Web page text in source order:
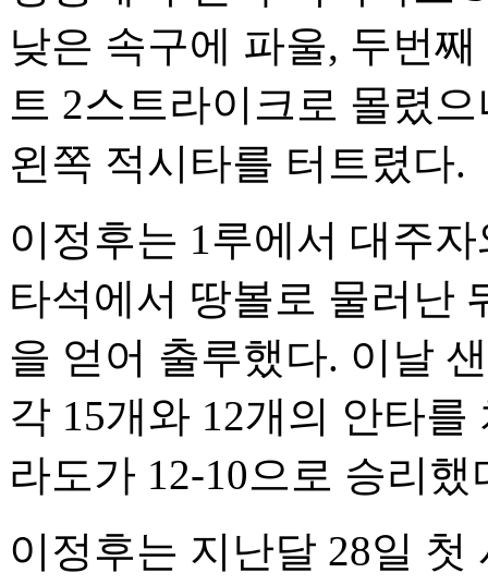
낮은 속구에 파울, 두번
트 2스트라이크로 몰렸
왼쪽 적시타를 터트렸다.
이정후는 1루에서 대주
타석에서 땅볼로 물러난
을 얻어 출루했다. 이날
각 15개와 12개의 안타
라도가 12-10으로 승리했
이정후는 지난달 28일